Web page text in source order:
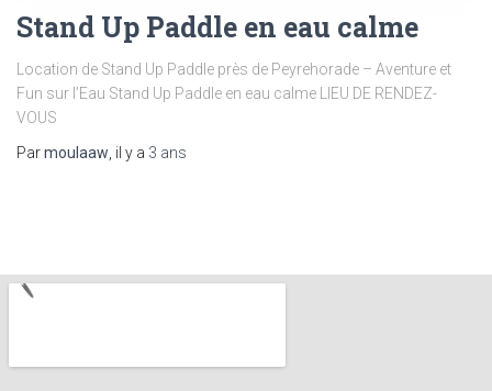
Stand Up Paddle en eau calme
Location de Stand Up Paddle près de Peyrehorade – Aventure et
Fun sur l’Eau Stand Up Paddle en eau calme LIEU DE RENDEZ-
VOUS
Parmoulaaw , il y a 3 ans